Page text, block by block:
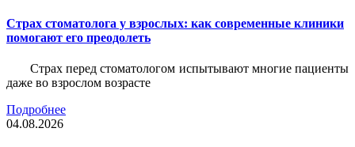
Страх стоматолога у взрослых: как современные клиники
помогают его преодолеть
Страх перед стоматологом испытывают многие пациенты
даже во взрослом возрасте
Подробнее
04.08.2026